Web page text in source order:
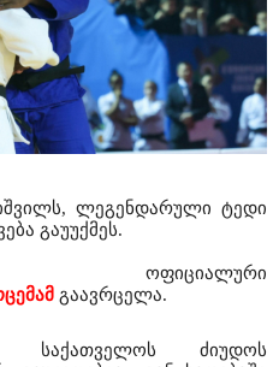
ლეგენდარული ტედი
გაუუქმეს.
ოფიციალური
გაავრცელა.
საქათველოს ძიუდოს